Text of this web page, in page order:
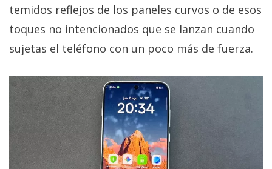
temidos reflejos de los paneles curvos o de esos
toques no intencionados que se lanzan cuando
sujetas el teléfono con un poco más de fuerza.